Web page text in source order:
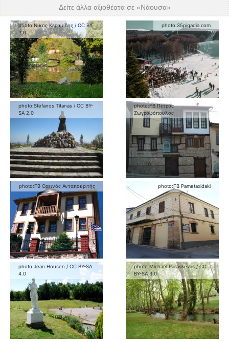
Δείτε άλλα αξιοθέατα σε «Νάουσα»
photo:Νίκος Κεραμίδης / CC BY
3.0
photo:35pigadia.com
photo:Stefanos Titanas / CC BY-
SA 2.0
photo:FB Πέτρος
Ζωγραφόπουλος
photo:FB Ορεινός Ανταποκριτής photo:FB Pametaxidaki
photo:Jean Housen / CC BY-SA
4.0
photo:Michael Paraskevas /CC
BY-SA 3.0